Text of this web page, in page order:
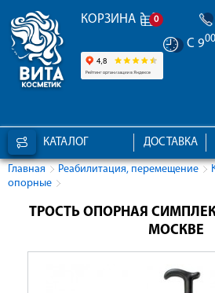
КОРЗИНА 0
С 900
КАТАЛОГ ДОСТАВКА
Главная Реабилитация, перемещение
опорные
ТРОСТЬ ОПОРНАЯ
МОСКВЕ